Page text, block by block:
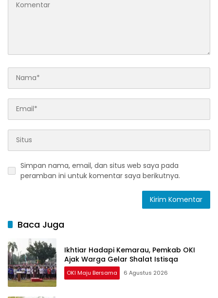
Simpan nama, email, dan situs web saya pada
peramban ini untuk komentar saya berikutnya.
Baca Juga
Ikhtiar Hadapi Kemarau, Pemkab OKI
Ajak Warga Gelar Shalat Istisqa
OKI Maju Bersama 6 Agustus 2026